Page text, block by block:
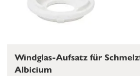
Windglas-Aufsatz für
Albicium